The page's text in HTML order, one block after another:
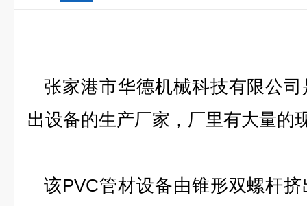
张家港市华德机械科技有限公
出设备的生产厂家，厂里有大量的
该PVC管材设备由锥形双螺杆